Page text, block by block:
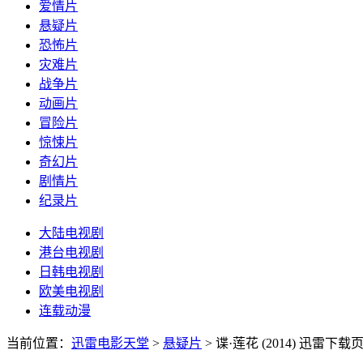
爱情片
悬疑片
恐怖片
灾难片
战争片
动画片
冒险片
惊悚片
奇幻片
剧情片
纪录片
大陆电视剧
港台电视剧
日韩电视剧
欧美电视剧
连载动漫
当前位置： 迅雷电影天堂 > 悬疑片 > 谍·莲花 (2014) 迅雷下载